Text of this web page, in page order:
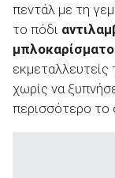
πεντάλ με τη
το πόδι
χωρίς να
περισσότερο το